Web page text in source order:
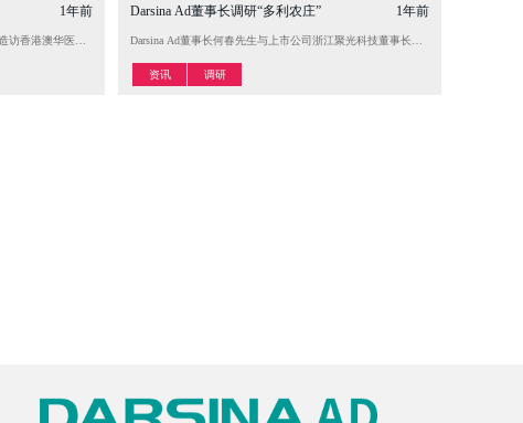
竹碧潭春酒业“ 10亿增长计划”，并与绵竹酒业发展局相关负责人共同探讨白酒金三角“绵竹地方文化
次由业余运动员参赛并最终获得冠军的首例。图为黑豹篮球队队长何春先生代表球队领取冠军奖杯合影
1年前
访香港澳华医疗产业集团，双方就“精准医疗、大健康服务及私域流量转化”等相关合作进行了深入探讨与
Darsina Ad董事长调研“多利农庄” 1年前
Darsina Ad董事长何春先生与上市公司浙江聚光科技董事长王建先生、聚光科技
资讯 调研